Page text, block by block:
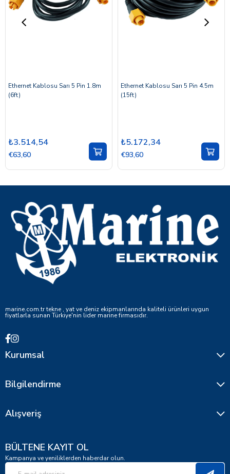
Ethernet Kablosu Sarı 5 Pin 1.8m
(6ft)
₺3.514,54
€63,60
Ethernet Kablosu Sarı 5 Pin 4.5m
(15ft)
₺5.172,34
€93,60
marine.com.tr tekne , yat ve deniz ekipmanlarında kaliteli ürünleri uygun
fiyatlarla sunan Türkiye'nin lider marine firmasıdır.
Kurumsal
Bilgilendirme
Alışveriş
BÜLTENE KAYIT OL
Kampanya ve yeniliklerden haberdar olun.